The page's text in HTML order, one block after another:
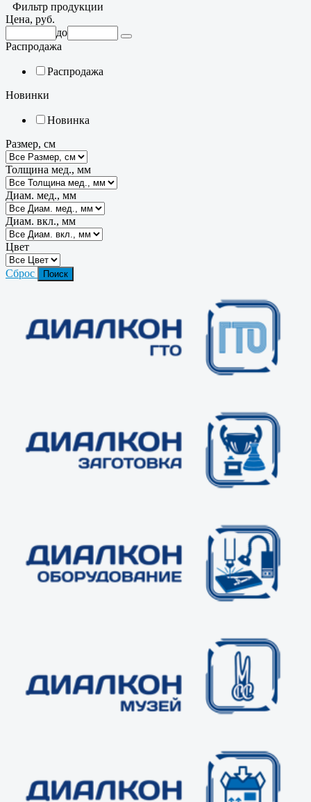
Фильтр продукции
Цена, руб.
до
Распродажа
Распродажа
Новинки
Новинка
Размер, см
Толщина мед., мм
Диам. мед., мм
Диам. вкл., мм
Цвет
Сброс